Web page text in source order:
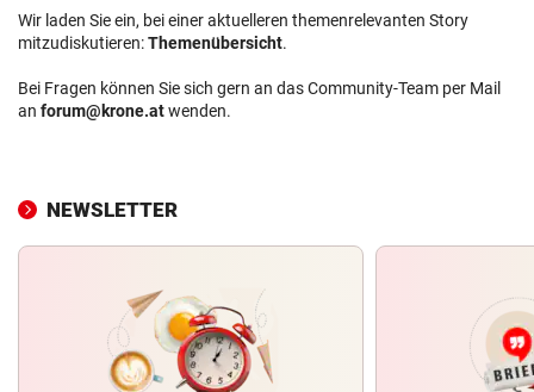
Wir laden Sie ein, bei einer aktuelleren themenrelevanten Story
mitzudiskutieren:Themenübersicht.
Bei Fragen können Sie sich gern an das Community-Team per Mail
an forum@krone.atwenden.
NEWSLETTER